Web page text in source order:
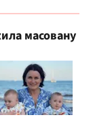
масовану